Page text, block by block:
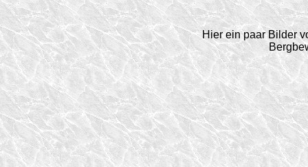
Hier ein paar Bilder